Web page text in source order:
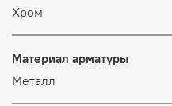
Хром
Материал арматуры
Металл